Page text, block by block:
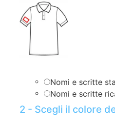
Nomi e scritte
Nomi e scritte
2 - Scegli il colore